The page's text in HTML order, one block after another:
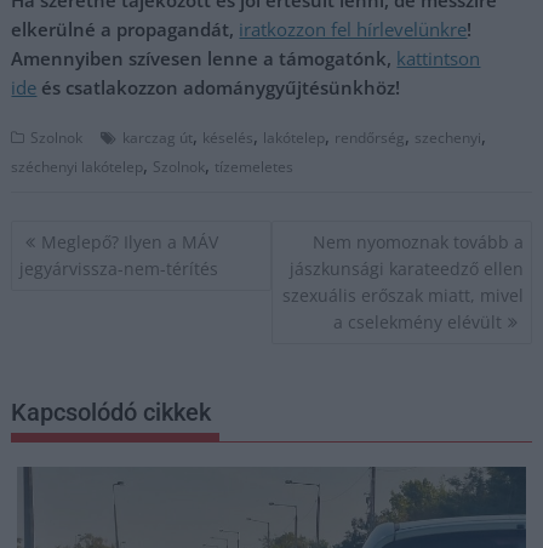
elkerülné a propagandát, iratkozzon fel hírlevelünkre!
Amennyiben szívesen lenne a támogatónk, kattintson
ide és csatlakozzon adománygyűjtésünkhöz!
Szolnok karczag út, késelés, lakótelep, rendőrség, szechenyi,
széchenyi lakótelep, Szolnok, tízemeletes
Bejegyzés
navigáció
Meglepő? Ilyen a MÁV
jegyárvissza-nem-térítés
Nem nyomoznak tovább a
jászkunsági karateedző ellen
szexuális erőszak miatt, mivel
a cselekmény elévült
Kapcsolódó cikkek